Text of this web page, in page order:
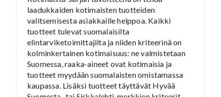
laadukkaiden kotimaisten tuotteiden
valitsemisesta asiakkaille helppoa. Kaikki
tuotteet tulevat suomalaisilta
elintarviketoimittajilta ja niiden kriteerinä on
kolminkertainen kotimaisuus: ne valmistetaan
Suomessa, raaka-aineet ovat kotimaisia ja
tuotteet myydään suomalaisten omistamassa
kaupassa. Lisäksi tuotteet täyttävät Hyvää